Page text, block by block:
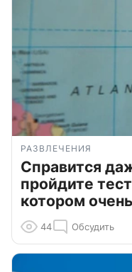
РАЗВЛЕЧЕНИЯ
Справится
пройдите
котором
44 Обсудить